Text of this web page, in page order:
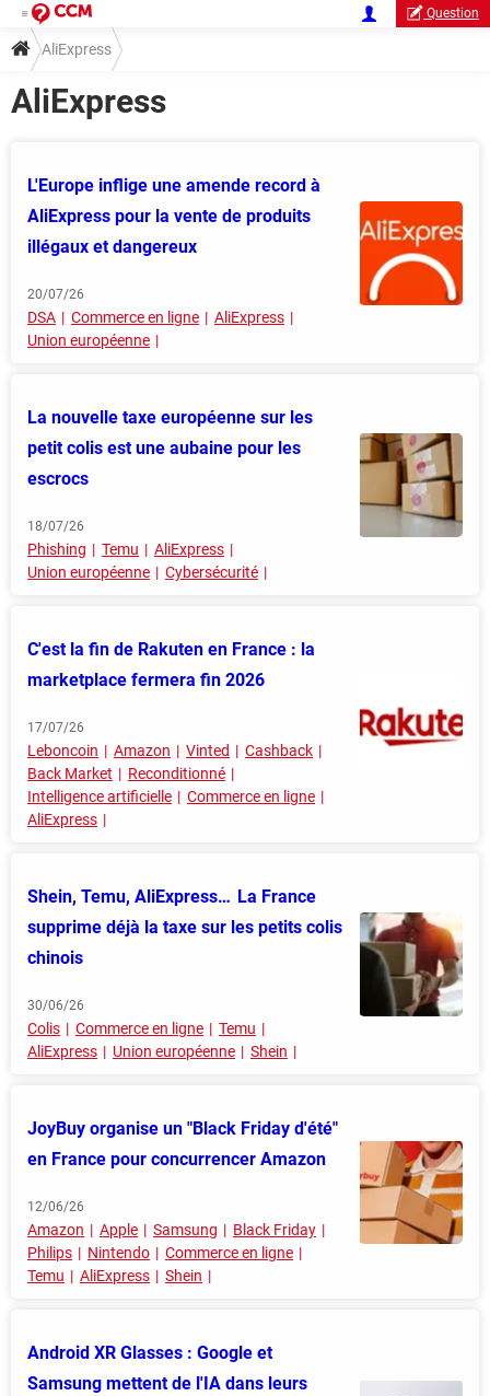
Question
AliExpress
AliExpress
L'Europe inflige une amende record à
AliExpress pour la vente de produits
illégaux et dangereux
20/07/26
DSA Commerce en ligne
AliExpress
Union européenne
La nouvelle taxe européenne sur les
petit colis est une aubaine pour les
escrocs
18/07/26
Phishing Temu
AliExpress
Union européenne
Cybersécurité
C'est la fin de Rakuten en France : la
marketplace fermera fin 2026
17/07/26
Leboncoin Amazon Vinted
Cashback
Back Market
Reconditionné
Intelligence artificielle
Commerce en ligne
AliExpress
Shein, Temu, AliExpress… La France
supprime déjà la taxe sur les petits colis
chinois
30/06/26
Colis Commerce en ligne
Temu
AliExpress
Union européenne Shein
JoyBuy organise un "Black Friday d'été"
en France pour concurrencer Amazon
12/06/26
Amazon Apple Samsung
Black Friday
Philips
Nintendo
Commerce en ligne
Temu
AliExpress Shein
Android XR Glasses : Google et
Samsung mettent de l'IA dans leurs